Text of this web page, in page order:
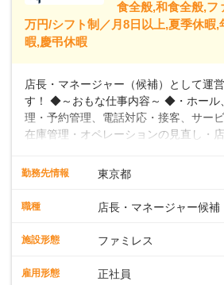
食全般,和食全般,フ
万円/シフト制／月8日以上,夏季休暇
暇,慶弔休暇
店長・マネージャー（候補）として運
す！ ◆～おもな仕事内容～ ◆・ホール
理・予約管理、電話対応・接客、サー
在庫管理・オペレーションの見直し・
入社後はスキルに合わせた業務からお
向上を目指すDX推進～ ◆すかいらーく
スタッフの働きやすさをサポートして
や歩行数が約40%も削減されました！
勤務先情報 東京都
職種 店長・マネージャー候補
施設形態 ファミレス
雇用形態 正社員